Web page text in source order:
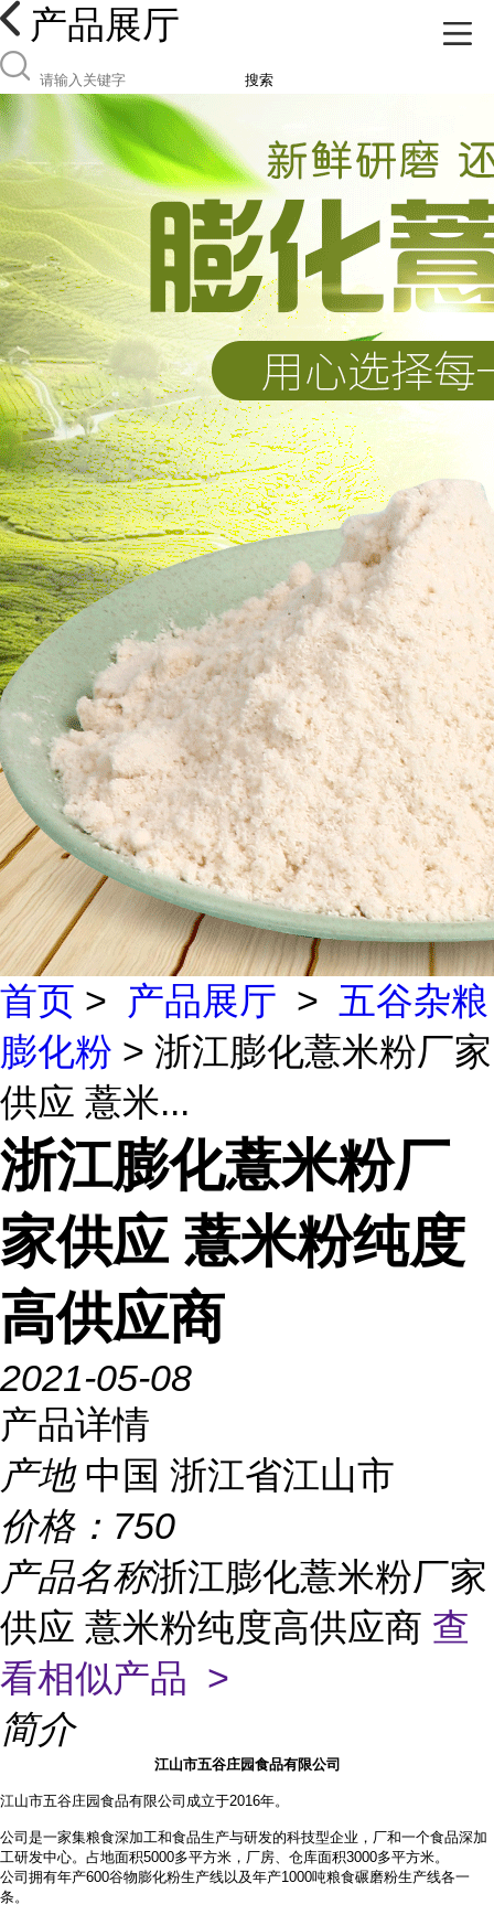
产品展厅
搜索
首页 > 产品展厅 > 五谷杂粮
膨化粉 > 浙江膨化薏米粉厂家
供应 薏米...
浙江膨化薏米粉厂
家供应 薏米粉纯度
高供应商
2021-05-08
产品详情
产地 中国 浙江省江山市
价格： 750
产品名称浙江膨化薏米粉厂家
供应 薏米粉纯度高供应商 查
看相似产品 >
简介
江山市五谷庄园食品有限公司
江山市五谷庄园食品有限公司成立于2016年。
公司是一家集粮食深加工和食品生产与研发的科技型企业，厂和一个食品深加
工研发中心。占地面积5000多平方米，厂房、仓库面积3000多平方米。
公司拥有年产600谷物膨化粉生产线以及年产1000吨粮食碾磨粉生产线各一
条。